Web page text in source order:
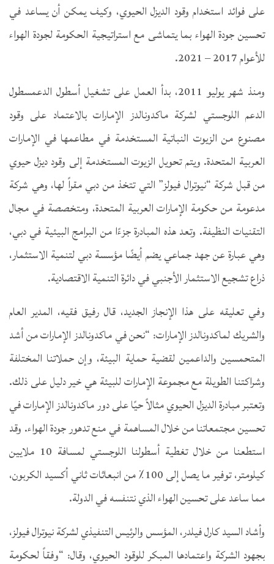
على فوائد استخدام وقود الديزل الحيوي، وكيف يمكن أن يساعد في
تحسين جودة الهواء بما يتماشى مع استراتيجية الحكومة لجودة الهواء
للأعوام 2017 – 2021.
ومنذ شهر يوليو 2011، بدأ العمل على تشغيل أسطول الدعمسطول
الدعم اللوجستي لشركة ماكدونالدز الإمارات بالاعتماد على وقود
مصنوع من الزيوت النباتية المستخدمة في مطاعمها في الإمارات
العربية المتحدة. ويتم تحويل الزيوت المستخدمة إلى وقود ديزل حيوي
من قبل شركة “نيوترال فيولز” التي تتخذ من دبي مقراً لها، وهي شركة
مدعومة من حكومة الإمارات العربية المتحدة، ومتخصصة في مجال
التقنيات النظيفة. وتعد هذه المبادرة جزءًا من البرامج البيئية في دبي،
وهي عبارة عن جهد جماعي يضم أيضًا مؤسسة دبي لتنمية الاستثمار،
ذراع تشجيع الاستثمار الأجنبي في دائرة التنمية الاقتصادية.
وفي تعليقه على هذا الإنجاز الجديد، قال رفيق فقيه، المدير العام
والشريك لماكدونالدز الإمارات: “نحن في ماكدونالدز الإمارات من أشد
المتحمسين والداعمين لقضية حماية البيئة، وإن حملاتنا المختلفة
وشراكتنا الطويلة مع مجموعة الإمارات للبيئة هي خير دليل على ذلك.
وتعتبر مبادرة الديزل الحيوي مثالاً حيًا على دور ماكدونالدز الإمارات في
تحسين مجتمعاتنا من خلال المساهمة في منع تدهور جودة الهواء. وقد
استطعنا من خلال تغطية أسطولنا اللوجستي لمسافة 10 ملايين
كيلومتر، توفير ما يصل إلى 100٪ من انبعاثات ثاني أكسيد الكربون،
مما ساعد على تحسين الهواء الذي نتنفسه في الدولة.
وأشاد السيد كارل فيلدر، المؤسس والرئيس التنفيذي لشركة نيوترال فيولز،
بجهود الشركة واعتمادها المبكر للوقود الحيوي، وقال: “وفقاً لحكومة